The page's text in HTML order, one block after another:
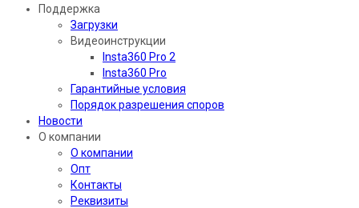
Поддержка
Загрузки
Видеоинструкции
Insta360 Pro 2
Insta360 Pro
Гарантийные условия
Порядок разрешения споров
Новости
О компании
О компании
Опт
Контакты
Реквизиты